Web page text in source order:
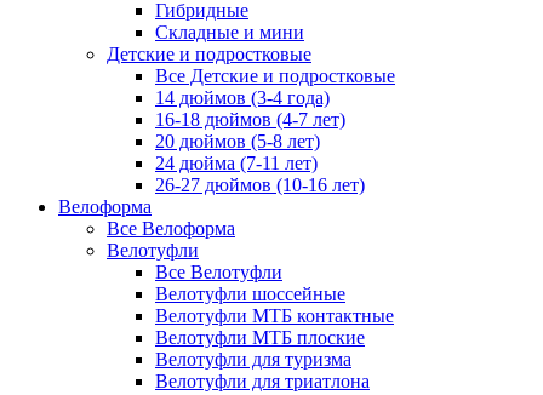
Гибридные
Складные и мини
Детские и подростковые
Все Детские и подростковые
14 дюймов (3-4 года)
16-18 дюймов (4-7 лет)
20 дюймов (5-8 лет)
24 дюйма (7-11 лет)
26-27 дюймов (10-16 лет)
Велоформа
Все Велоформа
Велотуфли
Все Велотуфли
Велотуфли шоссейные
Велотуфли МТБ контактные
Велотуфли МТБ плоские
Велотуфли для туризма
Велотуфли для триатлона